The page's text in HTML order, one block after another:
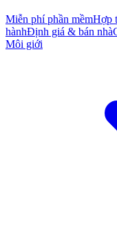
Miễn phí phần mềmHợp
hànhĐịnh giá & bán nhà
Môi giới